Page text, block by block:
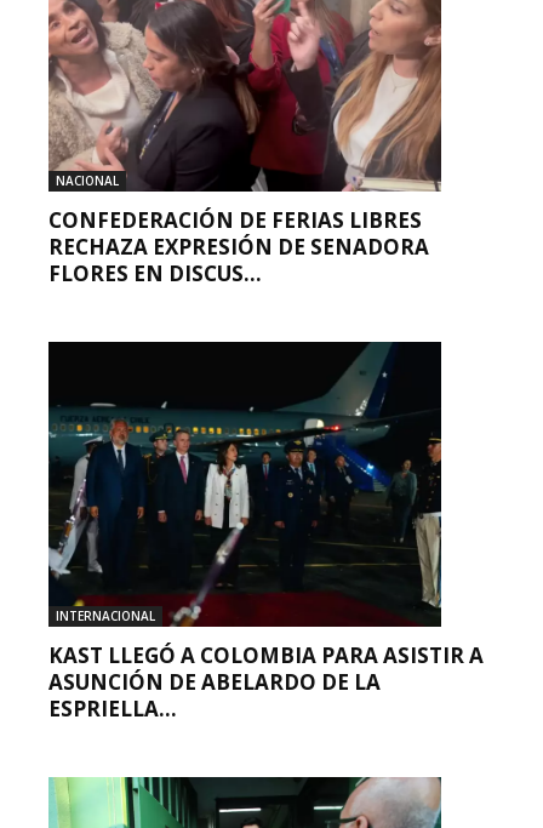
NACIONAL
CONFEDERACIÓN DE FERIAS LIBRES
RECHAZA EXPRESIÓN DE SENADORA
FLORES EN DISCUS...
INTERNACIONAL
KAST LLEGÓ A COLOMBIA PARA ASISTIR A
ASUNCIÓN DE ABELARDO DE LA
ESPRIELLA...